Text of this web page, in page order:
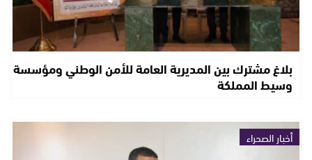
بلاغ مشترك بين المديرية العامة للأمن الوطني ومؤسسة
وسيط المملكة
أخبار الصحراء